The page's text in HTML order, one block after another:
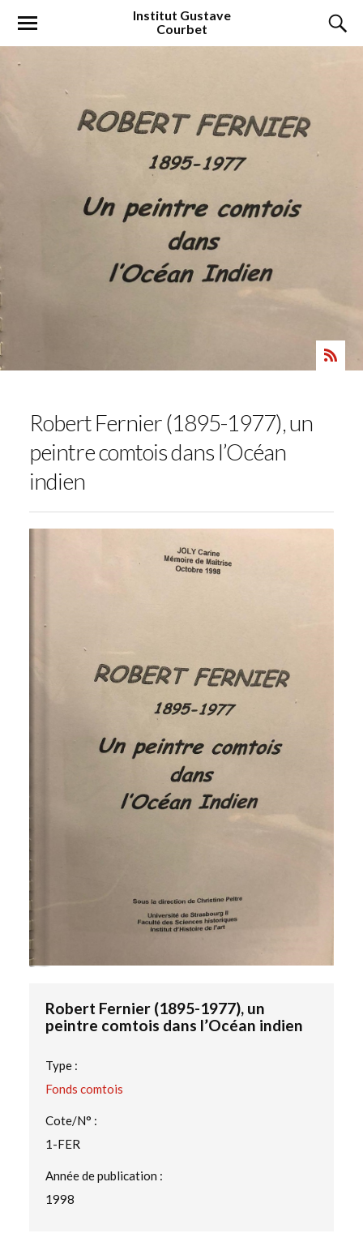
Institut Gustave
Courbet
Robert Fernier (1895-1977), un
peintre comtois dans l’Océan
indien
Robert Fernier (1895-1977), un
peintre comtois dans l’Océan indien
Type :
Fonds comtois
Cote/N° :
1-FER
Année de publication :
1998